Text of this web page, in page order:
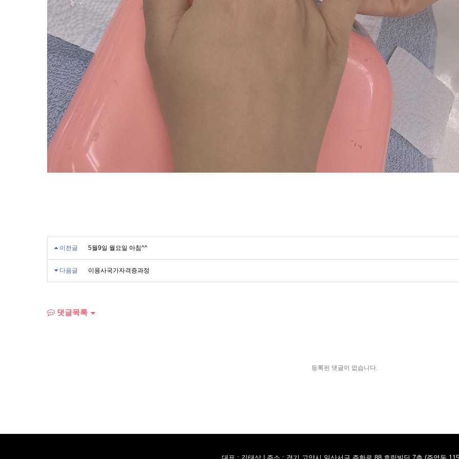
이전글 5월9일 월요일 아침^^
다음글 이용사국가자격증과정
댓글목록
등록된 댓글이 없습니다.